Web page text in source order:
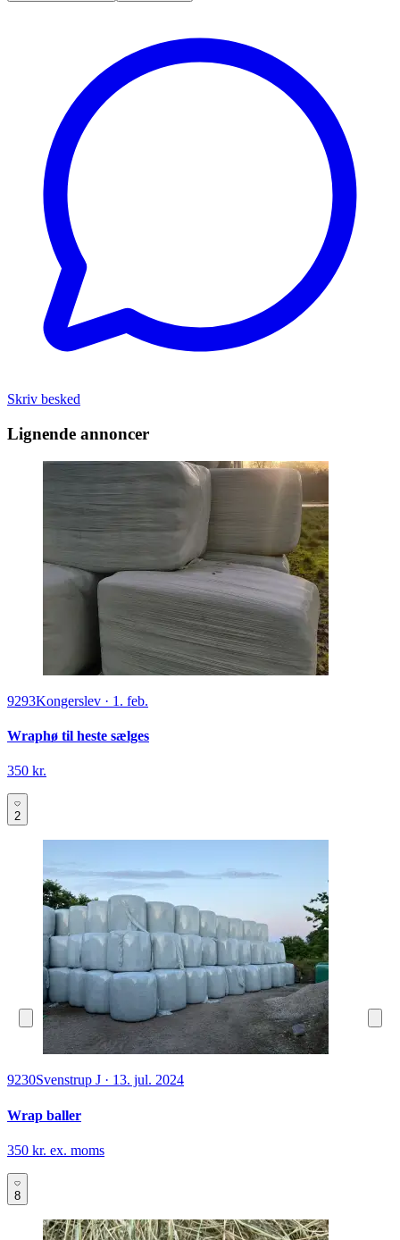
Skriv besked
Lignende annoncer
9293Kongerslev · 1. feb.
Wraphø til heste sælges
350 kr.
2
9230Svenstrup J · 13. jul. 2024
Wrap baller
350 kr. ex. moms
8